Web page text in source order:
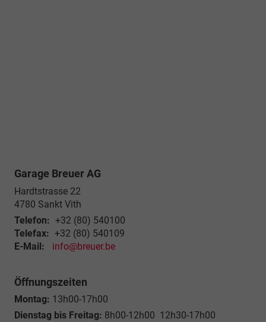
Garage Breuer AG
Hardtstrasse 22
4780 Sankt Vith
Telefon: +32 (80) 540100
Telefax: +32 (80) 540109
E-Mail:
info@breuer.be
Öffnungszeiten
Montag: 13h00-17h00
Dienstag bis Freitag: 8h00-12h00 12h30-17h00